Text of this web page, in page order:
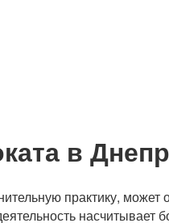
в
практику,